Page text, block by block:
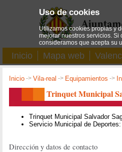
Inicio Mapa web
Inicio ->Vila-real -> Equipamientos ->
Trinquet Municipal
Trinquet Municipal Salvador
Servicio Municipal de
Dirección y datos de contacto
Uso de cookies
Utilizamos cookies propias y
mejorar nuestros servicios. Si
consideramos que acepta su